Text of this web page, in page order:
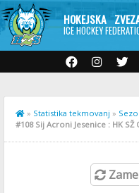
HOKEJSKA
ICE HOCKEY
» Statistika tekmovanj »
#108 Sij Acroni Jesenice : HK SŽ